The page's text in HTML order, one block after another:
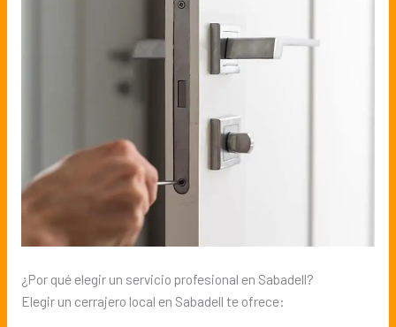
¿Por qué elegir un servicio profesional en Sabadell?
Elegir un cerrajero local en Sabadell te ofrece: